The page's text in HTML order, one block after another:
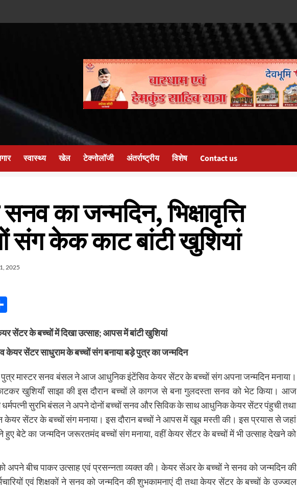
स्वास्थ्य खेल टेक्नोलॉजी अंतर्राष्ट्रीय विशेष Contact us
का जन्मदिन, भिक्षावृत्ति
संग केक काट बांटी खुशियां
2025
सेंटर के बच्चों में दिखा उत्साह; आपस में बांटी खुशियां
केयर सेंटर साधुराम के बच्चों संग बनाया बड़े पुत्र का जन्मदिन
पुत्र मास्टर सनव बंसल ने आज आधुनिक इंटेंसिव केयर सेंटर के बच्चों संग अपना जन्मदिन मनाया।
खुशियाँ साझा की इस दौरान बच्चों ले कागज से बना गुलदस्ता सनव को भेट किया। आज
धर्मपत्नी सुरभि बंसल ने अपने दोनों बच्चों सनव और सिविक के साथ आधुनिक केयर सेंटर पंहुची तथा
केयर सेंटर के बच्चों संग मनाया। इस दौरान बच्चों ने आपस में खूब मस्ती की। इस प्रयास से जहां
हुए बेटे का जन्मदिन जरूरतमंद बच्चों संग मनाया, वहीं केयर सेंटर के बच्चों में भी उत्साह देखने को
अपने बीच पाकर उत्साह एवं प्रसन्नता व्यक्त की। केयर सेंअर के बच्चों ने सनव को जन्मदिन की
एवं शिक्षकों ने सनव को जन्मदिन की शुभकामनाएं दी तथा केयर सेंटर के बच्चों के उज्ज्वल